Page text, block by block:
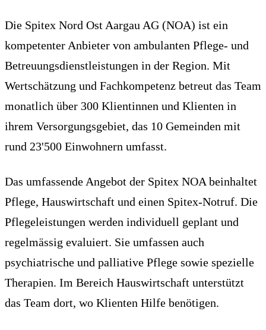
Die Spitex Nord Ost Aargau AG (NOA) ist ein
kompetenter Anbieter von ambulanten Pflege- und
Betreuungsdienstleistungen in der Region. Mit
Wertschätzung und Fachkompetenz betreut das Team
monatlich über 300 Klientinnen und Klienten in
ihrem Versorgungsgebiet, das 10 Gemeinden mit
rund 23'500 Einwohnern umfasst.
Das umfassende Angebot der Spitex NOA beinhaltet
Pflege, Hauswirtschaft und einen Spitex-Notruf. Die
Pflegeleistungen werden individuell geplant und
regelmässig evaluiert. Sie umfassen auch
psychiatrische und palliative Pflege sowie spezielle
Therapien. Im Bereich Hauswirtschaft unterstützt
das Team dort, wo Klienten Hilfe benötigen.